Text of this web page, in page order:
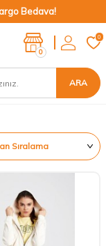
Bedava!
ARA
0
0